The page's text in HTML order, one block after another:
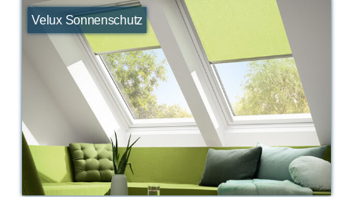
Velux Sonnenschutz